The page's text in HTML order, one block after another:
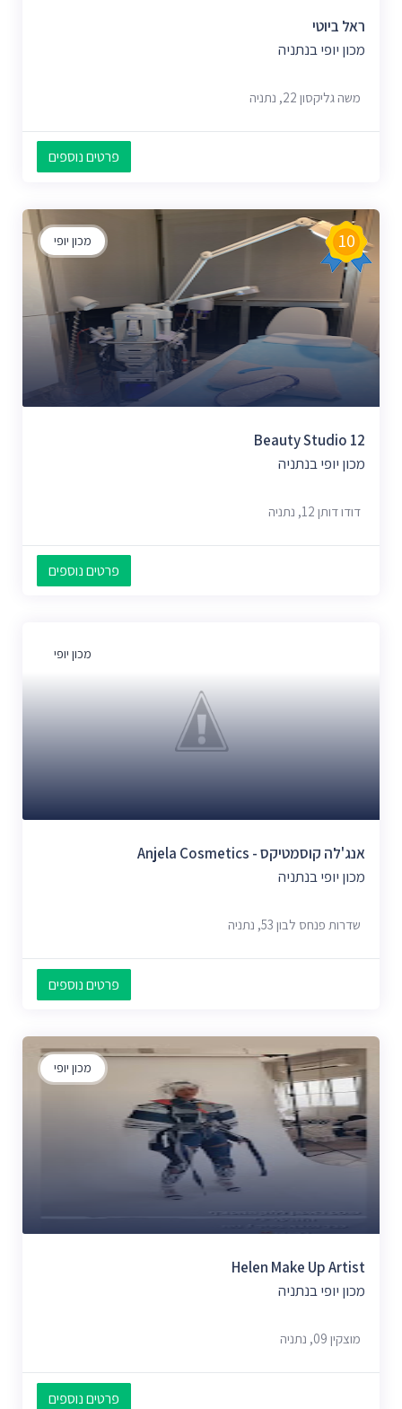
ראל ביוטי
מכון יופי בנתניה
משה גליקסון 22, נתניה
פרטים נוספים
מכון יופי 10
Beauty Studio 12
מכון יופי בנתניה
דודו דותן 12, נתניה
פרטים נוספים
מכון יופי
אנג'לה קוסמטיקס - Anjela Cosmetics
מכון יופי בנתניה
שדרות פנחס לבון 53, נתניה
פרטים נוספים
מכון יופי
Helen Make Up Artist‏
מכון יופי בנתניה
מוצקין 09, נתניה
פרטים נוספים